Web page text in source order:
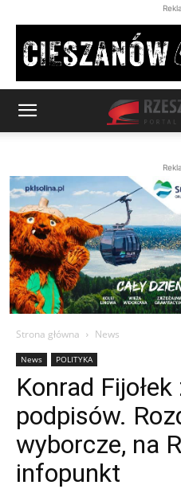
Strona główna News
News POLITYKA
Konrad
podpisów.
wyborcze, na
infopunkt